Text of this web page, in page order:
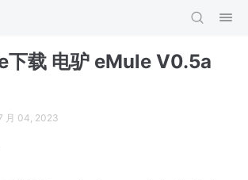
下载 电驴 eMule V0.5a
月 04, 2023